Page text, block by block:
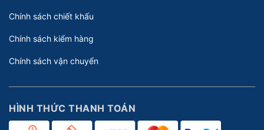
Chính sách chiết khấu
Chính sách kiểm hàng
Chính sách vận chuyển
HÌNH THỨC THANH TOÁN